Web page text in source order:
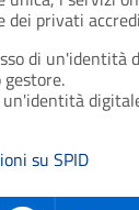
dei privati
di un'identità
su SPID